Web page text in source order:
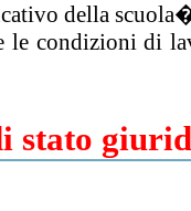
della
le condizioni di
stato